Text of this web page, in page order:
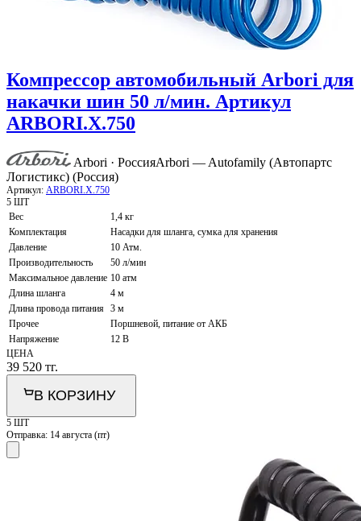
Компрессор автомобильный Arbori для
накачки шин 50 л/мин. Артикул
ARBORI.X.750
Arbori · РоссияArbori — Autofamily (Автопартс
Логистикс) (Россия)
Артикул: ARBORI.X.750
5 ШТ
Вес
1,4 кг
Комплектация
Насадки для шланга, сумка для хранения
Давление
10 Атм.
Производительность
50 л/мин
Максимальное давление 10 атм
Длина шланга
4 м
Длина провода питания 3 м
Прочее
Поршневой, питание от АКБ
Напряжение
12 В
ЦЕНА
39 520 тг.
В КОРЗИНУ
5 ШТ
Отправка: 14 августа (пт)